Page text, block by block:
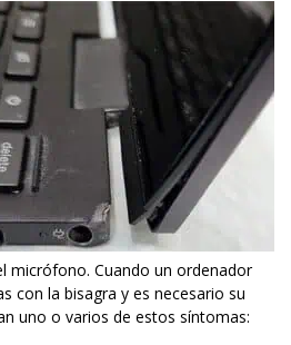
micrófono. Cuando un ordenador
con la bisagra y es necesario su
uno o varios de estos síntomas: